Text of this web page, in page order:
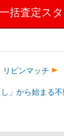
括査定ス
ビンマッチ
し」から始まる